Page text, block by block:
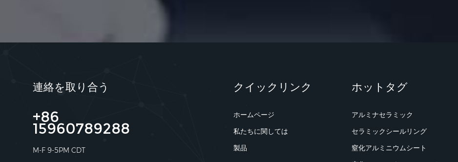
連絡を取り合う
+86
15960789288
M-F 9-5PM CDT
クイックリンク
ホームページ
私たちに関しては
製品
ホットタグ
アルミナセラミック
セラミックシールリング
窒化アルミニウムシート